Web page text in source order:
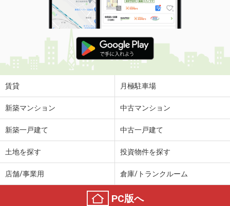
賃貸 月極駐車場
新築マンション 中古マンション
新築一戸建て 中古一戸建て
土地を探す 投資物件を探す
店舗/事業用 倉庫/トランクルーム
PC版へ